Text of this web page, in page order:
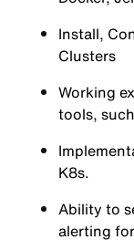
Install,
Clusters
Working
tools,
K8s.
Ability to
alerting